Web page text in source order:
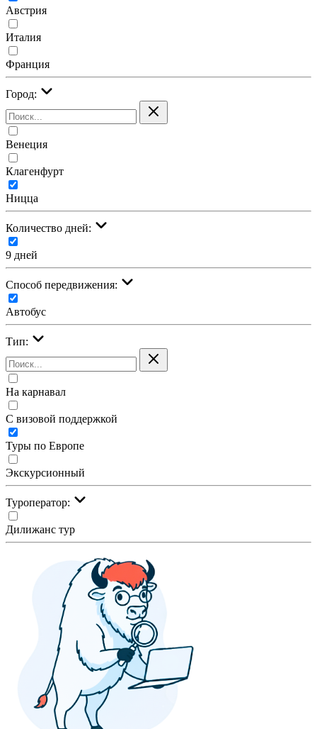
Австрия
Италия
Франция
Город:
Венеция
Клагенфурт
Ницца
Количество дней:
9 дней
Cпособ передвижения:
Автобус
Тип:
На карнавал
С визовой поддержкой
Туры по Европе
Экскурсионный
Туроператор:
Дилижанс тур